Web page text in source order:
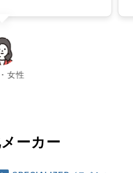
女性
chevron_right
ーカー